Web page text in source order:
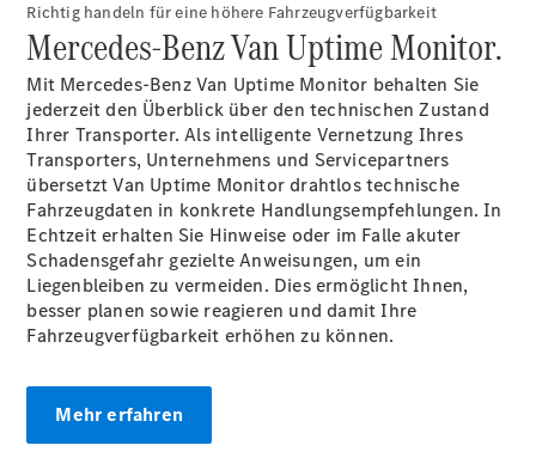
Mercedes-
Benz
Store
Gebrauchtwagensuche
Elektrotransporter
Sprinter
Sprinter
Kastenwagen
- elektrisch
Sprinter
Richtig handeln für eine höhere Fahrzeugverfügbarkeit
Mercedes-Benz Van Uptime Monitor.
Mit Mercedes-Benz Van Uptime Monitor behalten Sie
jederzeit den Überblick über den technischen Zustand
Ihrer Transporter. Als intelligente Vernetzung Ihres
Transporters, Unternehmens und Servicepartners
übersetzt Van Uptime Monitor drahtlos technische
Fahrzeugdaten in konkrete Handlungsempfehlungen. In
Echtzeit erhalten Sie Hinweise oder im Falle akuter
Schadensgefahr gezielte Anweisungen, um ein
Liegenbleiben zu vermeiden. Dies ermöglicht Ihnen,
besser planen sowie reagieren und damit Ihre
Fahrzeugverfügbarkeit erhöhen zu können.
Mehr erfahren